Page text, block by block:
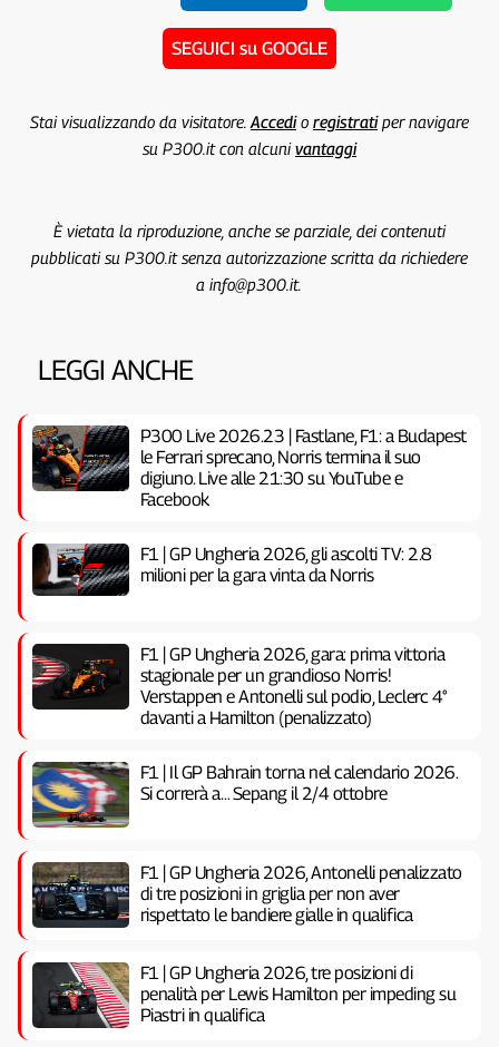
SEGUICI su GOOGLE
Stai visualizzando da visitatore. Accedio registratiper navigare
su P300.it con alcunivantaggi
È vietata la riproduzione, anche se parziale, dei contenuti
pubblicati su P300.it senza autorizzazione scritta da richiedere
a info@p300.it.
LEGGI ANCHE
P300 Live 2026.23 | Fastlane, F1: a Budapest
le Ferrari sprecano, Norris termina il suo
digiuno. Live alle 21:30 su YouTube e
Facebook
F1 | GP Ungheria 2026, gli ascolti TV: 2.8
milioni per la gara vinta da Norris
F1 | GP Ungheria 2026, gara: prima vittoria
stagionale per un grandioso Norris!
Verstappen e Antonelli sul podio, Leclerc 4°
davanti a Hamilton (penalizzato)
F1 | Il GP Bahrain torna nel calendario 2026.
Si correrà a… Sepang il 2/4 ottobre
F1 | GP Ungheria 2026, Antonelli penalizzato
di tre posizioni in griglia per non aver
rispettato le bandiere gialle in qualifica
F1 | GP Ungheria 2026, tre posizioni di
penalità per Lewis Hamilton per impeding su
Piastri in qualifica